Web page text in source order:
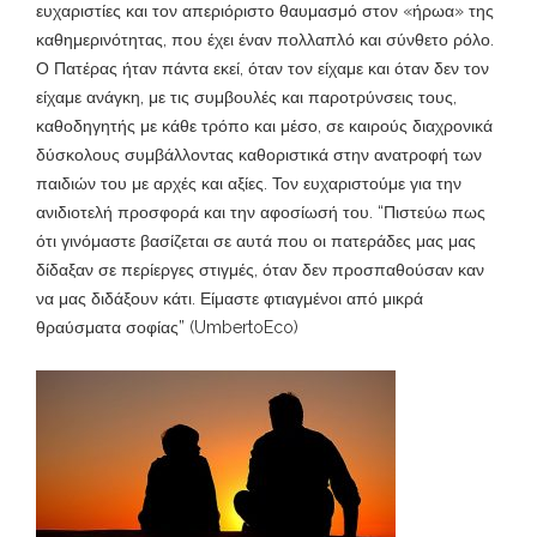
ευχαριστίες και τον απεριόριστο θαυμασμό στον «ήρωα» της
καθημερινότητας, που έχει έναν πολλαπλό και σύνθετο ρόλο.
Ο Πατέρας ήταν πάντα εκεί, όταν τον είχαμε και όταν δεν τον
είχαμε ανάγκη, με τις συμβουλές και παροτρύνσεις τους,
καθοδηγητής με κάθε τρόπο και μέσο, σε καιρούς διαχρονικά
δύσκολους συμβάλλοντας καθοριστικά στην ανατροφή των
παιδιών του με αρχές και αξίες. Τον ευχαριστούμε για την
ανιδιοτελή προσφορά και την αφοσίωσή του. “Πιστεύω πως
ότι γινόμαστε βασίζεται σε αυτά που οι πατεράδες μας μας
δίδαξαν σε περίεργες στιγμές, όταν δεν προσπαθούσαν καν
να μας διδάξουν κάτι. Είμαστε φτιαγμένοι από μικρά
θραύσματα σοφίας” (UmbertoEco)